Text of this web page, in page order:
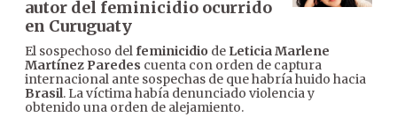
autor del feminicidio ocurrido
en Curuguaty
El sospechoso delfeminicidio de Leticia Marlene
Martínez Paredes cuenta con orden de captura
internacional ante sospechas de que habría huido hacia
Brasil. La víctima había denunciado violencia y
obtenido una orden de alejamiento.